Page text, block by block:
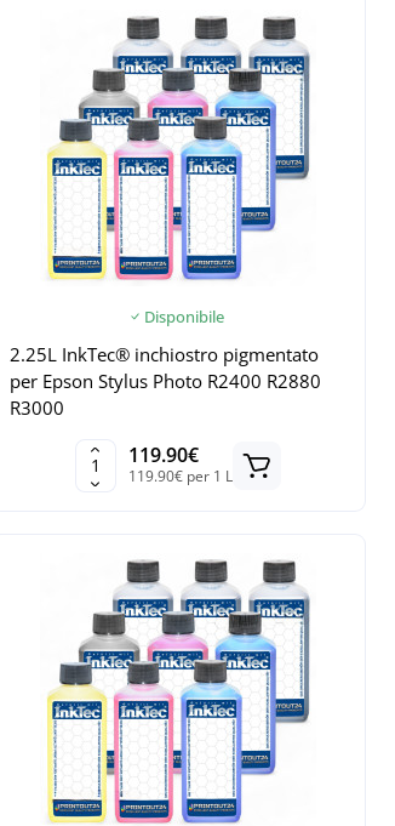
Disponibile
2.25L InkTec® inchiostro pigmentato
per Epson Stylus Photo R2400 R2880
R3000
119.90€
119.90€ per 1 L